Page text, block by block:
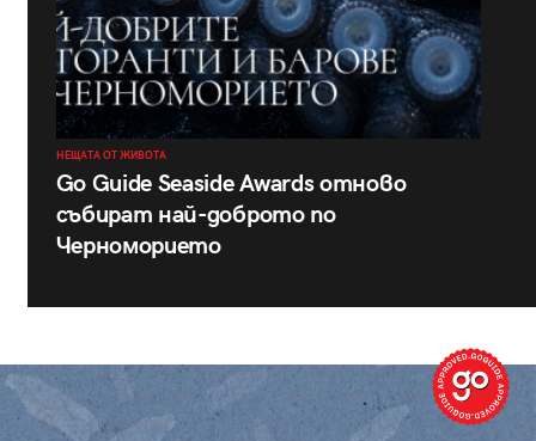
НЕЩАТА ОТ ЖИВОТА
Go Guide Seaside Awards отново
събират най-доброто по
Черноморието